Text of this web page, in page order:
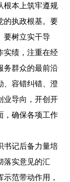
根本上筑牢遵规
的执政根基。要
要树立实干导
实绩，注重在经
务群众的最前沿
、容错纠错、澄
业导向，开创开
，确保各项工作
记后备力量培
落实意见的汇
范带动作用，